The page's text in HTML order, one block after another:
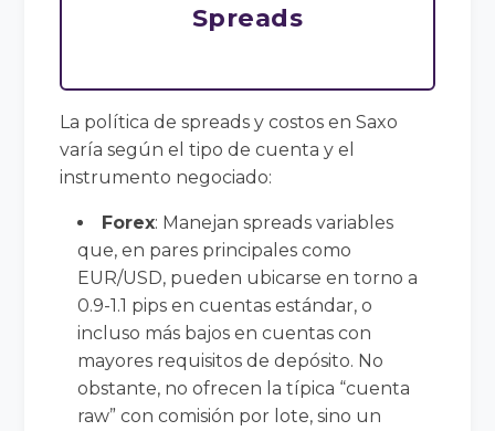
Spreads
La política de spreads y costos en Saxo
varía según el tipo de cuenta y el
instrumento negociado:
Forex: Manejan spreads variables
que, en pares principales como
EUR/USD, pueden ubicarse en torno a
0.9-1.1 pips en cuentas estándar, o
incluso más bajos en cuentas con
mayores requisitos de depósito. No
obstante, no ofrecen la típica “cuenta
raw” con comisión por lote, sino un